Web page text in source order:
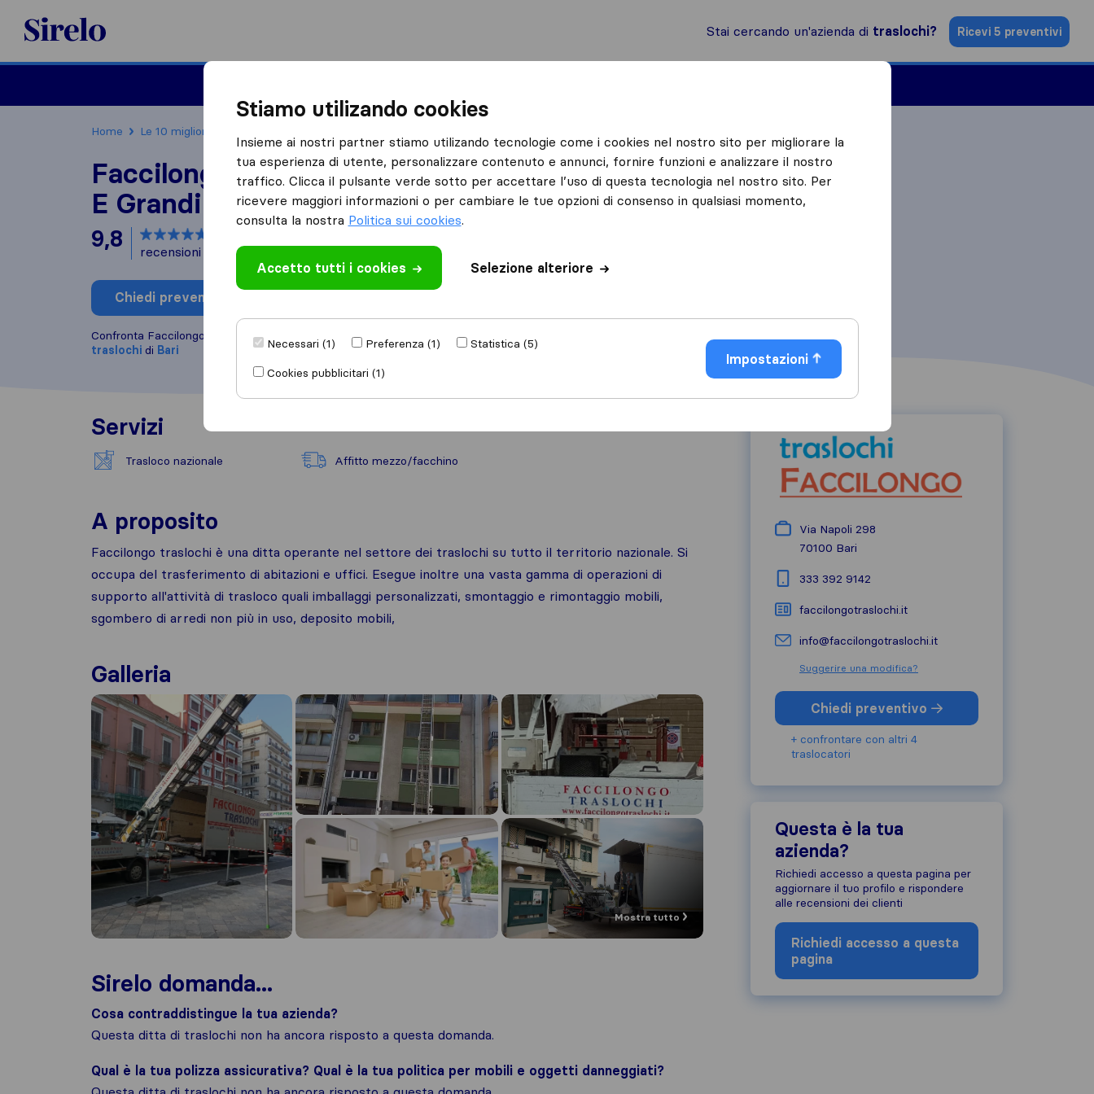
Sirelo.it
Stai cercando un'azienda di traslochi? Ricevi 5 preventivi
Home Le 10 migliori aziende di traslochi in Italia
Faccilongo Traslochi Piccoli
E Grandi
9,8
recensioni di Sirelo e Google
Chiedi preventivo
Confronta Faccilongo Traslochi Piccoli E Grandi con altre
traslochi di Bari
Servizi
Trasloco nazionale Affitto mezzo/facchino
A proposito
Faccilongo traslochi è una ditta operante nel settore dei traslochi su tutto il territorio nazionale. Si
occupa del trasferimento di abitazioni e uffici. Esegue inoltre una vasta gamma di operazioni di
supporto all'attività di trasloco quali imballaggi personalizzati, smontaggio e rimontaggio mobili,
sgombero di arredi non più in uso, deposito mobili,
Galleria
Mostra tutto
Sirelo domanda...
Cosa contraddistingue la tua azienda?
Questa ditta di traslochi non ha ancora risposto a questa domanda.
Qual è la tua polizza assicurativa? Qual è la tua politica per mobili e oggetti danneggiati?
Via Napoli 298
70100 Bari
333 392 9142
faccilongotraslochi.it
info@faccilongotraslochi.it
Suggerire una modifica?
Chiedi preventivo
+ confrontare con altri 4
traslocatori
Questa è la tua
azienda?
Richiedi accesso a questa pagina per
aggiornare il tuo profilo e rispondere
alle recensioni dei clienti
Richiedi accesso a questa
pagina
Stiamo utilizando cookies
Insieme ai nostri partner stiamo utilizando tecnologie come i cookies nel nostro sito per migliorare la
tua esperienza di utente, personalizzare contenuto e annunci, fornire funzioni e analizzare il nostro
traffico. Clicca il pulsante verde sotto per accettare l’uso di questa tecnologia nel nostro sito. Per
ricevere maggiori informazioni o per cambiare le tue opzioni di consenso in qualsiasi momento,
consulta la nostra Politica sui cookies.
Accetto tutti i cookies Selezione alteriore
Necessari (1) Preferenza (1)
Statistica (5)
Cookies pubblicitari (1)
Impostazioni